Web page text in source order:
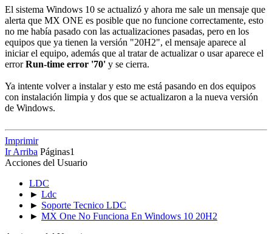
El sistema Windows 10 se actualizó y ahora me sale un mensaje que
alerta que MX ONE es posible que no funcione correctamente, esto
no me había pasado con las actualizaciones pasadas, pero en los
equipos que ya tienen la versión "20H2", el mensaje aparece al
iniciar el equipo, además que al tratar de actualizar o usar aparece el
errorRun-time error '70' y se cierra.
Ya intente volver a instalar y esto me está pasando en dos equipos
con instalación limpia y dos que se actualizaron a la nueva versión
de Windows.
Imprimir
Ir Arriba Páginas1
Acciones del Usuario
LDC
► Ldc
► Soporte Tecnico LDC
► MX One No Funciona En Windows 10 20H2